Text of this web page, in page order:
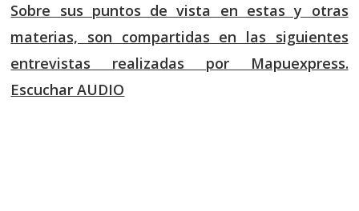
Sobre sus puntos de vista en estas y otras
materias, son compartidas en las siguientes
entrevistas realizadas por Mapuexpress.
Escuchar AUDIO